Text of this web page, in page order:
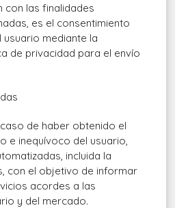
con las finalidades
es el consentimiento
mediante la
de privacidad para el envío
caso de haber obtenido el
e inequívoco del usuario,
incluida la
con el objetivo de informar
acordes a las
y del mercado.